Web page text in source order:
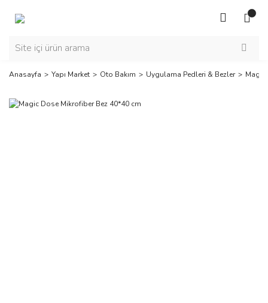
Anasayfa Yapı Market Oto Bakım Uygulama Pedleri & Bezler Magic